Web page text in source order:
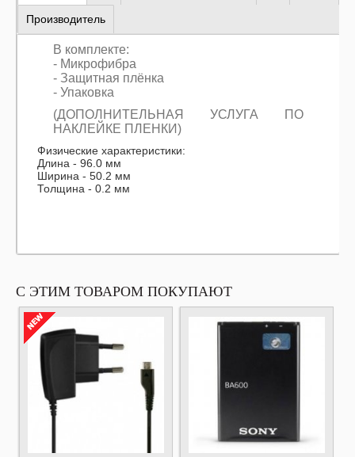
Производитель
В комплекте:
- Микрофибра
- Защитная плёнка
- Упаковка
(ДОПОЛНИТЕЛЬНАЯ УСЛУГА ПО
НАКЛЕЙКЕ ПЛЕНКИ)
Физические характеристики:
Длина - 96.0 мм
Ширина - 50.2 мм
Толщина - 0.2 мм
С ЭТИМ ТОВАРОМ ПОКУПАЮТ